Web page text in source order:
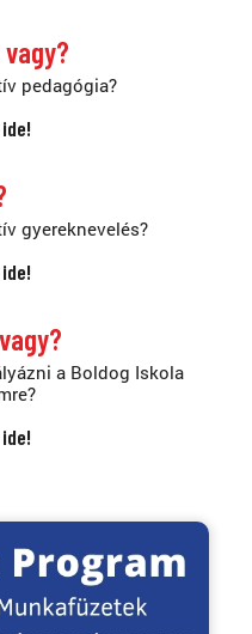
pedagógia?
gyereknevelés?
a Boldog Iskola